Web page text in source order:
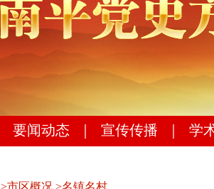
要闻动态 宣传传播 学
>市区概况 >名镇名村